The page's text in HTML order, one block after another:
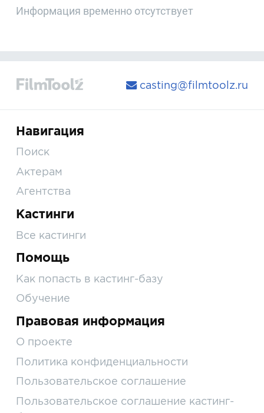
Информация временно отсутствует
casting@filmtoolz.ru
Навигация
Поиск
Актерам
Агентства
Кастинги
Все кастинги
Помощь
Как попасть в кастинг-базу
Обучение
Правовая информация
О проекте
Политика конфиденциальности
Пользовательское соглашение
Пользовательское соглашение кастинг-